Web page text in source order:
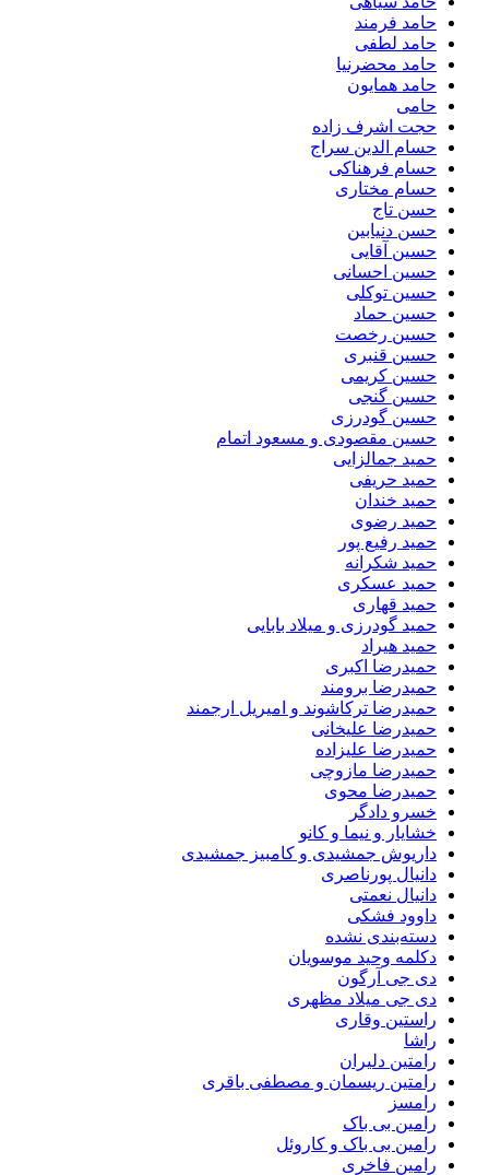
حامد فرمند
حامد لطفی
حامد محضرنیا
حامد همایون
حامی
حجت اشرف زاده
حسام الدین سراج
حسام فرهناکی
حسام مختاری
حسن تاج
حسن دنیابین
حسین آقایی
حسین احسانی
حسین توکلی
حسین حماد
حسین رخصت
حسین قنبری
حسین کریمی
حسین گنجی
حسین گودرزی
حسین مقصودی و مسعود اتمام
حمید جمالزایی
حمید حریفی
حمید خندان
حمید رضوی
حمید رفیع پور
حمید شکرانه
حمید عسکری
حمید قهاری
حمید گودرزی و میلاد بابایی
حمید هیراد
حمیدرضا اکبری
حمیدرضا برومند
حمیدرضا ترکاشوند و امیریل ارجمند
حمیدرضا علیخانی
حمیدرضا علیزاده
حمیدرضا مازوچی
حمیدرضا محوی
خسرو دادگر
خشایار و نیما و کانو
داریوش جمشیدی و کامبیز جمشیدی
دانیال پورناصری
دانیال نعمتی
داوود فشکی
دسته‌بندی نشده
دکلمه وحید موسویان
دی جی آرگون
دی جی میلاد مظهری
راستین وقاری
راشا
رامتین دلیران
رامتین ریسمان و مصطفی باقری
رامسز
رامین بی باک
رامین بی باک و کاروئل
رامین فاخری